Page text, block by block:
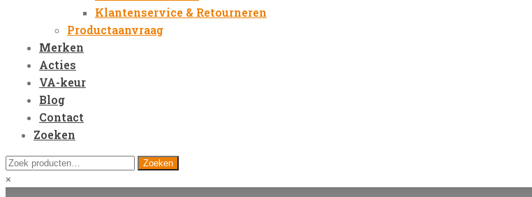
Klantenservice & Retourneren
Productaanvraag
Merken
Acties
VA-keur
Blog
Contact
Zoeken
Open
Mobile
Zoeken
naar:
Zoeken
×